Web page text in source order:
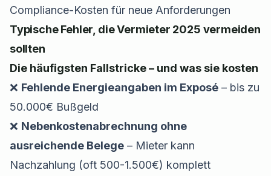
Compliance-Kosten für neue Anforderungen
Typische Fehler, die Vermieter 2025 vermeiden
sollten
Die häufigsten Fallstricke – und was sie kosten
❌ Fehlende Energieangaben im Exposé – bis zu
50.000€ Bußgeld
❌ Nebenkostenabrechnung ohne
ausreichende Belege – Mieter kann
Nachzahlung (oft 500-1.500€) komplett